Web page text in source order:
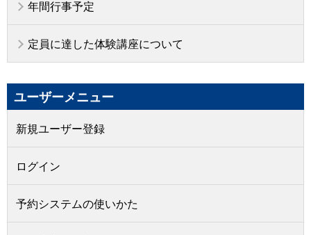
年間行事予定
定員に達した体験講座について
ユーザーメニュー
新規ユーザー登録
ログイン
予約システムの使いかた